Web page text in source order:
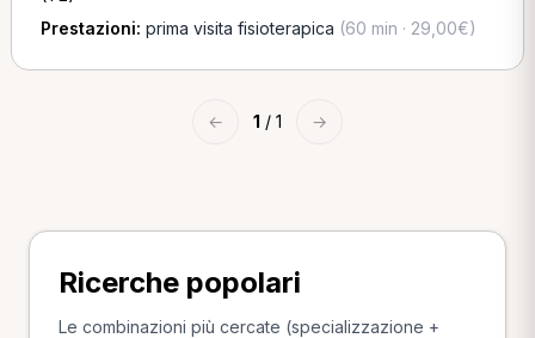
Prestazioni: prima visita fisioterapica (60 min · 29,00€)
← 1 / 1 →
Ricerche popolari
Le combinazioni più cercate (specializzazione +